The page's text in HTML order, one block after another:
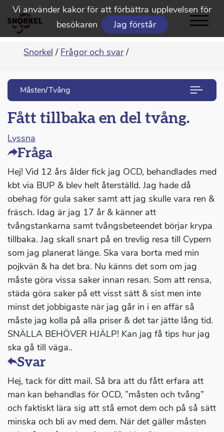
Vi använder kakor för att förbättra upplevelsen för
besökaren
Jag förstår
Snorkel / Frågor och svar /
Måsten/Tvång
Fått tillbaka en del tvång.
Lyssna
Fråga
Hej! Vid 12 års ålder fick jag OCD, behandlades med
kbt via BUP & blev helt återställd. Jag hade då
obehag för gula saker samt att jag skulle vara ren &
fräsch. Idag är jag 17 år & känner att
tvångstankarna samt tvångsbeteendet börjar krypa
tillbaka. Jag skall snart på en trevlig resa till Cypern
som jag planerat länge. Ska vara borta med min
pojkvän & ha det bra. Nu känns det som om jag
måste göra vissa saker innan resan. Som att rensa,
städa göra saker på ett visst sätt & sist men inte
minst det jobbigaste när jag går in i en affär så
måste jag kolla på alla priser & det tar jätte lång tid.
SNÄLLA BEHÖVER HJÄLP! Kan jag få tips hur jag
ska gå till väga..
Svar
Hej, tack för ditt mail. Så bra att du fått erfara att
man kan behandlas för OCD, ”måsten och tvång”
och faktiskt lära sig att stå emot dem och på så sätt
minska och bli av med dem. När det gäller måsten